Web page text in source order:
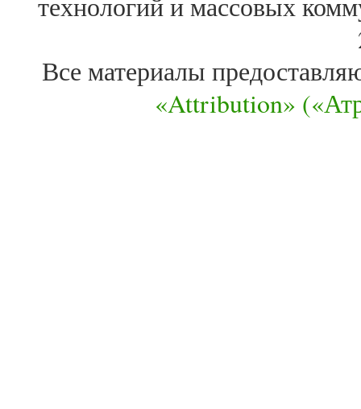
Все материалы
«Attribution»